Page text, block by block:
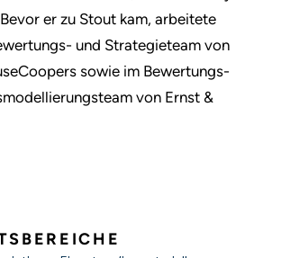
er zu Stout kam, arbeitete
und Strategieteam von
sowie im Bewertungs-
von Ernst &